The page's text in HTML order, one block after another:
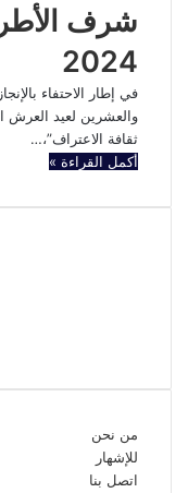
شرف الأطر
2024
في إطار الاحتفاء
والعشرين لعيد العرش
ثقافة الاعتراف”،…
أكمل القراءة »
من نحن
للإشهار
اتصل بنا